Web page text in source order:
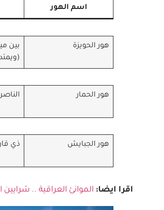
اسم الهور
هور الحويزة
بين
هور الحمار
هور الجبايش ذي
اقرا ايضا: الموانئ العراقية .. شرايين